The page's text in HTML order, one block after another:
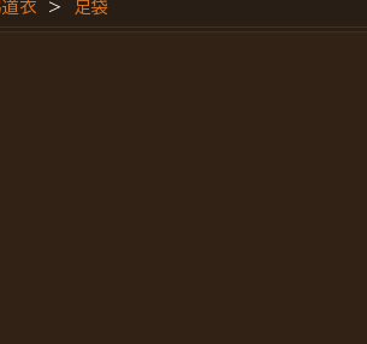
道衣 > 足袋